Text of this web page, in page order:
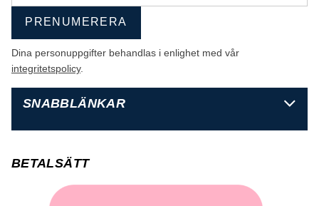
PRENUMERERA
Dina personuppgifter behandlas i enlighet med vår
integritetspolicy.
SNABBLÄNKAR
BETALSÄTT